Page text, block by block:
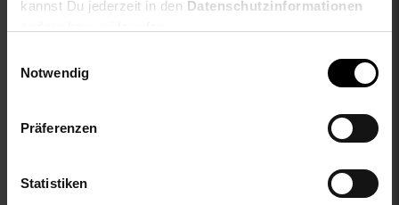
kannst Du jederzeit in den Datenschutzinformationen
Notwendig
Präferenzen
Statistiken
innen_material: 100% not_applicable
innen_material_einsatz: 100% not_applicable
material-fuellung-innenjacke: 100% not_applicable
material-kunstfellkragen: 100% not_applicable
material-oberstoff-innenseite: 100% not_applicable
material-oberstoff-mittlere-schicht: 100% not_applicable